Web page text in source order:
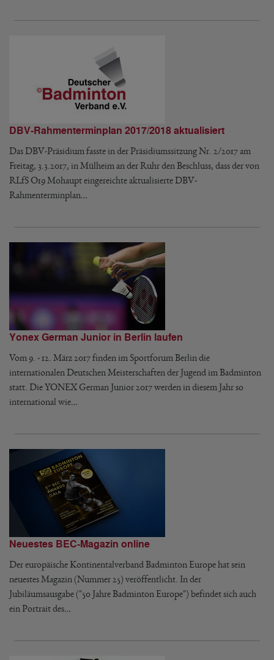
DBV-Rahmenterminplan 2017/2018 aktualisiert
Das DBV-Präsidium fasste in der Präsidiumssitzung Nr. 2/2017 am
Freitag, 3.3.2017, in Mülheim an der Ruhr den Beschluss, dass der von
RLfS O19 Mohaupt eingereichte aktualisierte DBV-
Rahmenterminplan…
Yonex German Junior in Berlin laufen
Vom 9. - 12. März 2017 finden im Sportforum Berlin die
internationalen Deutschen Meisterschaften der Jugend im Badminton
statt. Die YONEX German Junior 2017 werden in diesem Jahr so
international wie…
Neuestes BEC-Magazin online
Der europäische Kontinentalverband Badminton Europe hat sein
neuestes Magazin (Nummer 25) veröffentlicht. In der
Jubiläumsausgabe ("50 Jahre Badminton Europe") befindet sich auch
ein Portrait des…